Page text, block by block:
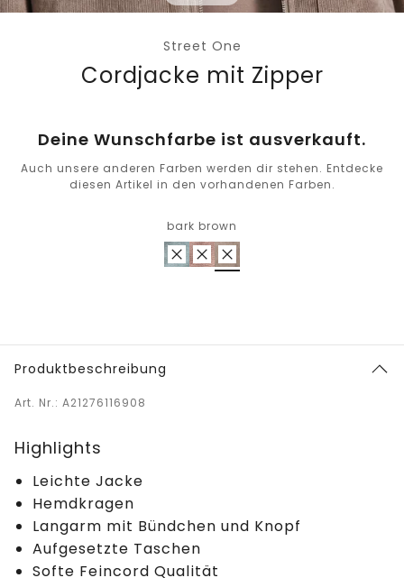
Street One
Cordjacke mit Zipper
Deine Wunschfarbe ist ausverkauft.
Auch unsere anderen Farben werden dir stehen. Entdecke
diesen Artikel in den vorhandenen Farben.
bark brown
Produktbeschreibung
Art. Nr.: A21276116908
Highlights
Leichte Jacke
Hemdkragen
Langarm mit Bündchen und Knopf
Aufgesetzte Taschen
Softe Feincord Qualität